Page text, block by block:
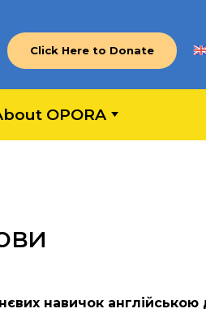
Click Here to Donate
OPORA
навичок англійською